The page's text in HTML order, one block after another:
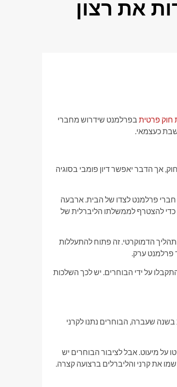
את רצון
חוק פרטית בפרלמנט שידרוש מחברי
כעצמאי.
אך הדבר יאפשר דיון פומבי בסוגיה
פרלמנט לצדו של הבית. ארבעה
להצטרף לממשלתו הליברלית של
הדמוקרטי. זה פתוח להתעללות
פרלמנט ערק.
על ידי הבוחרים. יש לכך השלכות
שעברה, הבוחרים נתנו לקרני
על מיעוט. אבל לציבור הבוחרים יש
את קרני והליברלים ברצועה קצרה.